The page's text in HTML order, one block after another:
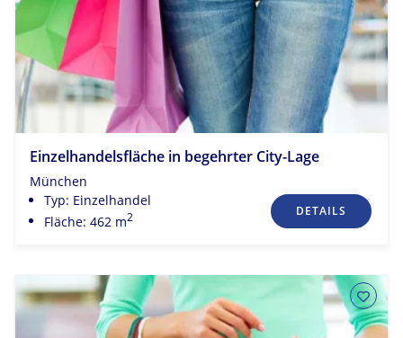
Einzelhandelsfläche in begehrter City-Lage
München
Typ: Einzelhandel
Fläche: 462 m2 DETAILS